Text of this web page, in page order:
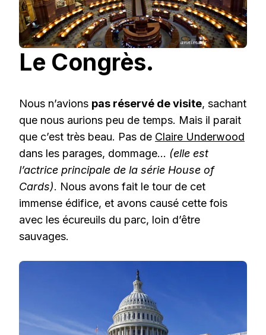
Le Congrès.
Nous n’avions pas réservé de visite, sachant
que nous aurions peu de temps. Mais il parait
que c’est très beau. Pas de Claire Underwood
dans les parages, dommage… (elle est
l’actrice principale de la série House of
Cards). Nous avons fait le tour de cet
immense édifice, et avons causé cette fois
avec les écureuils du parc, loin d’être
sauvages.